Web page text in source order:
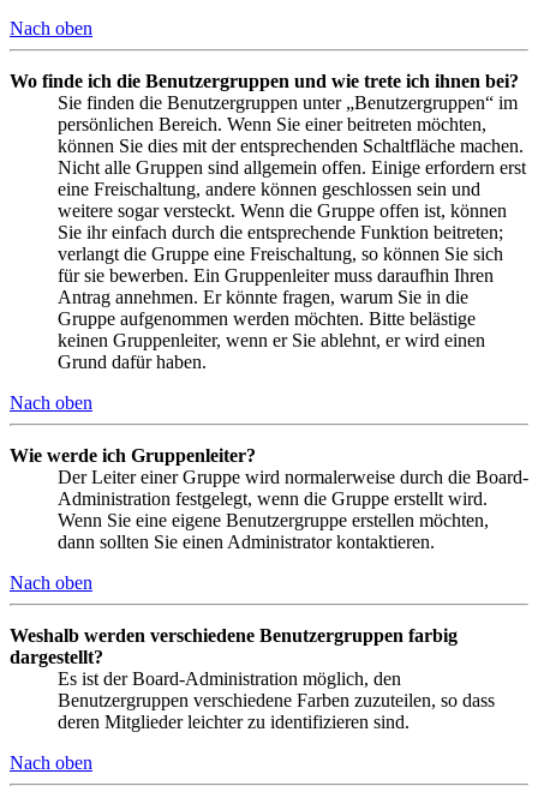
Nach oben
Wo finde ich die Benutzergruppen und wie trete ich ihnen bei?
Sie finden die Benutzergruppen unter „Benutzergruppen“ im
persönlichen Bereich. Wenn Sie einer beitreten möchten,
können Sie dies mit der entsprechenden Schaltfläche machen.
Nicht alle Gruppen sind allgemein offen. Einige erfordern erst
eine Freischaltung, andere können geschlossen sein und
weitere sogar versteckt. Wenn die Gruppe offen ist, können
Sie ihr einfach durch die entsprechende Funktion beitreten;
verlangt die Gruppe eine Freischaltung, so können Sie sich
für sie bewerben. Ein Gruppenleiter muss daraufhin Ihren
Antrag annehmen. Er könnte fragen, warum Sie in die
Gruppe aufgenommen werden möchten. Bitte belästige
keinen Gruppenleiter, wenn er Sie ablehnt, er wird einen
Grund dafür haben.
Nach oben
Wie werde ich Gruppenleiter?
Der Leiter einer Gruppe wird normalerweise durch die Board-
Administration festgelegt, wenn die Gruppe erstellt wird.
Wenn Sie eine eigene Benutzergruppe erstellen möchten,
dann sollten Sie einen Administrator kontaktieren.
Nach oben
Weshalb werden verschiedene Benutzergruppen farbig
dargestellt?
Es ist der Board-Administration möglich, den
Benutzergruppen verschiedene Farben zuzuteilen, so dass
deren Mitglieder leichter zu identifizieren sind.
Nach oben